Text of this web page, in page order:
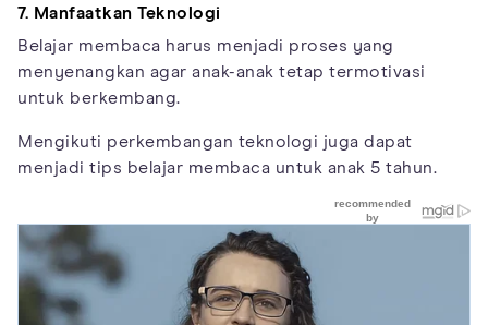
7. Manfaatkan Teknologi
Belajar membaca harus menjadi proses yang
menyenangkan agar anak-anak tetap termotivasi
untuk berkembang.
Mengikuti perkembangan teknologi juga dapat
menjadi tips belajar membaca untuk anak 5 tahun.